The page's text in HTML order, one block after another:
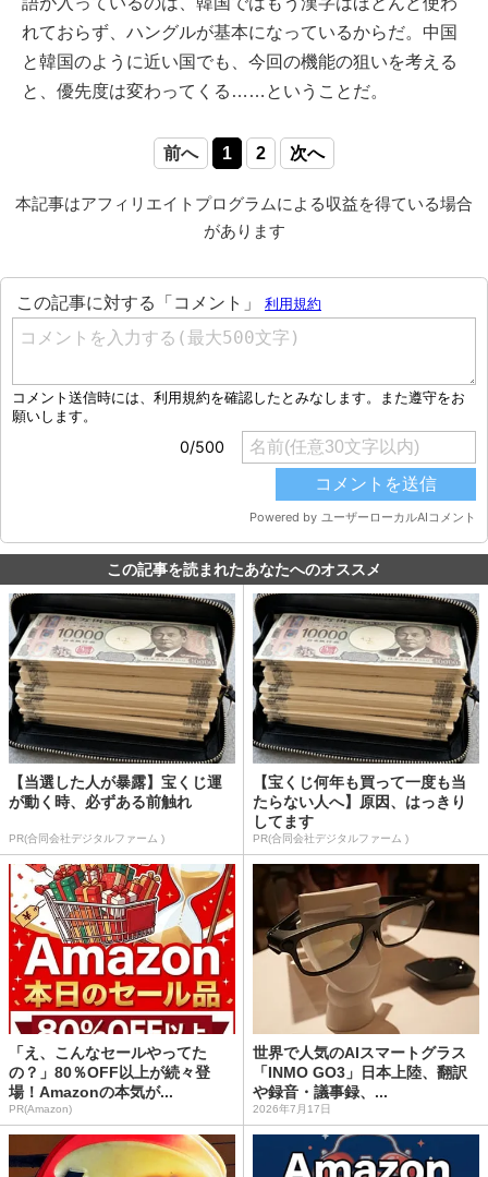
れておらず、ハングルが基本になっているからだ。中国
と韓国のように近い国でも、今回の機能の狙いを考える
と、優先度は変わってくる……ということだ。
前へ 1 2 次へ
本記事はアフィリエイトプログラムによる収益を得ている場合
があります
この記事を読まれたあなたへのオススメ
【当選した人が暴露】宝くじ運
が動く時、必ずある前触れ
PR(合同会社デジタルファーム )
【宝くじ何年も買って一度も当
たらない人へ】原因、はっきり
してます
PR(合同会社デジタルファーム )
「え、こんなセールやってた
の？」80％OFF以上が続々登
場！Amazonの本気が...
PR(Amazon)
世界で人気のAIスマートグラス
「INMO GO3」日本上陸、翻訳
や録音・議事録、...
2026年7月17日